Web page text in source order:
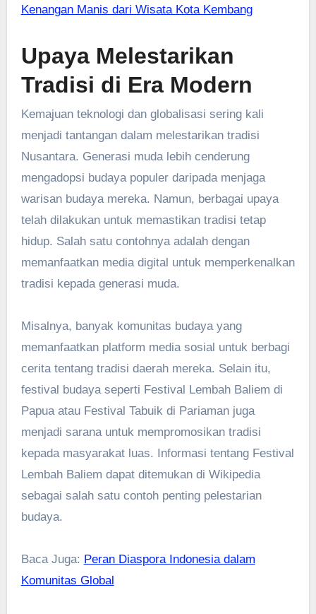
Kenangan Manis dari Wisata Kota Kembang
Upaya Melestarikan
Tradisi di Era Modern
Kemajuan teknologi dan globalisasi sering kali
menjadi tantangan dalam melestarikan tradisi
Nusantara. Generasi muda lebih cenderung
mengadopsi budaya populer daripada menjaga
warisan budaya mereka. Namun, berbagai upaya
telah dilakukan untuk memastikan tradisi tetap
hidup. Salah satu contohnya adalah dengan
memanfaatkan media digital untuk memperkenalkan
tradisi kepada generasi muda.
Misalnya, banyak komunitas budaya yang
memanfaatkan platform media sosial untuk berbagi
cerita tentang tradisi daerah mereka. Selain itu,
festival budaya seperti Festival Lembah Baliem di
Papua atau Festival Tabuik di Pariaman juga
menjadi sarana untuk mempromosikan tradisi
kepada masyarakat luas. Informasi tentang Festival
Lembah Baliem dapat ditemukan di Wikipedia
sebagai salah satu contoh penting pelestarian
budaya.
Baca Juga: Peran Diaspora Indonesia dalam
Komunitas Global